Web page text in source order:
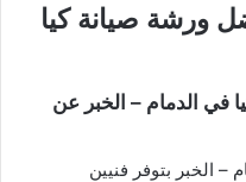
ورشة صيانة كيا
في الدمام – الخبر عن
– الخبر بتوفر فنيين